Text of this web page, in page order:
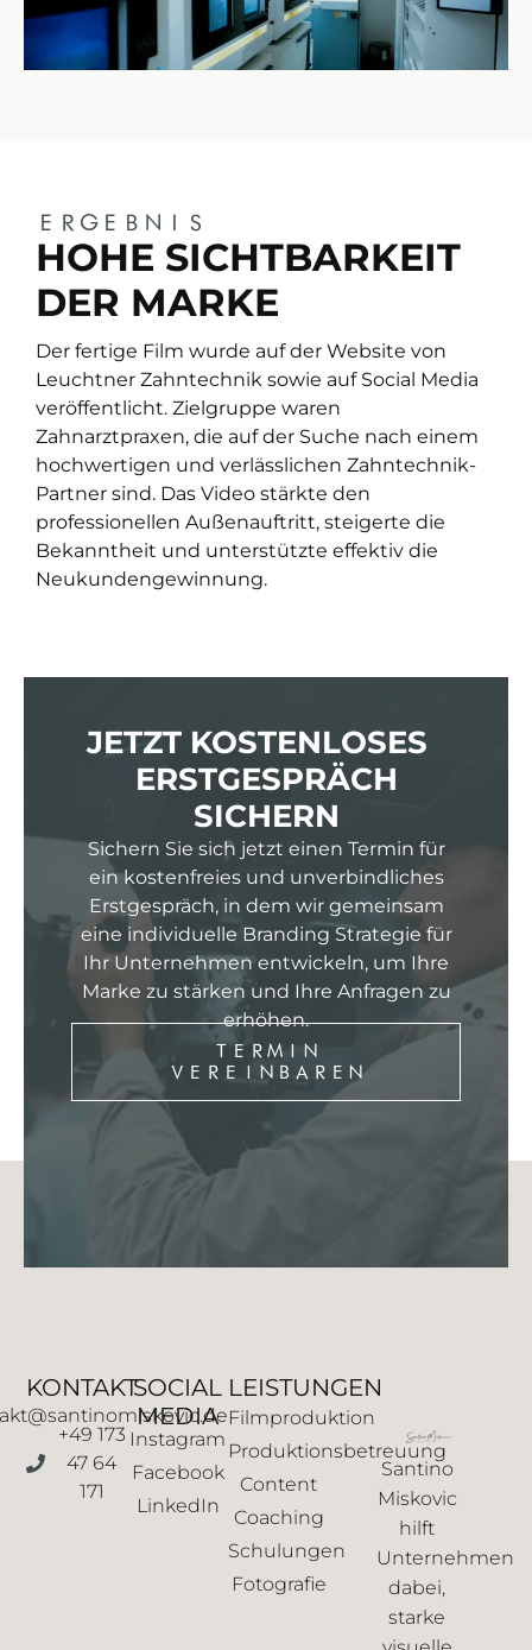
ERGEBNIS
HOHE SICHTBARKEIT
DER MARKE
Der fertige Film wurde auf der Website von
Leuchtner Zahntechnik sowie auf Social Media
veröffentlicht. Zielgruppe waren
Zahnarztpraxen, die auf der Suche nach einem
hochwertigen und verlässlichen Zahntechnik-
Partner sind. Das Video stärkte den
professionellen Außenauftritt, steigerte die
Bekanntheit und unterstützte effektiv die
Neukundengewinnung.
JETZT KOSTENLOSES
ERSTGESPRÄCH
SICHERN
Sichern Sie sich jetzt einen Termin für
ein kostenfreies und unverbindliches
Erstgespräch, in dem wir gemeinsam
eine individuelle Branding Strategie für
Ihr Unternehmen entwickeln, um Ihre
Marke zu stärken und Ihre Anfragen zu
erhöhen.
TERMIN
VEREINBAREN
KONTAKT
+49 173
47 64
171
SOCIAL
MEDIA
Instagram
Facebook
LinkedIn
LEISTUNGEN
Filmproduktion
Produktionsbetreuung
Content
Coaching
Schulungen
Fotografie
Santino
Miskovic
hilft
Unternehmen
dabei,
starke